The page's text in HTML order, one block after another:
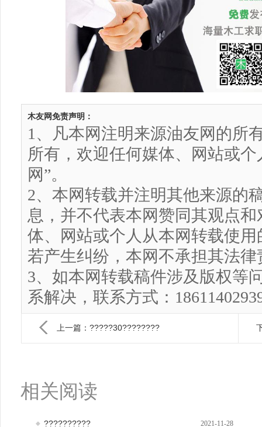
木友网免责声明：
1、凡本网注明来源油友网的所
所有，欢迎任何媒体、网站或
网”。
2、本网转载并注明其他来源的
息，并不代表本网赞同其观点
体、网站或个人从本网转载使
若产生纠纷，本网不承担其法律
3、如本网转载稿件涉及版权等
系解决，联系方式：
上一篇：?????30????????
相关阅读
?????????? 2021-11-28